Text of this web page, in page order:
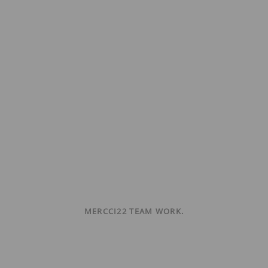
MERCCI22 TEAM WORK.